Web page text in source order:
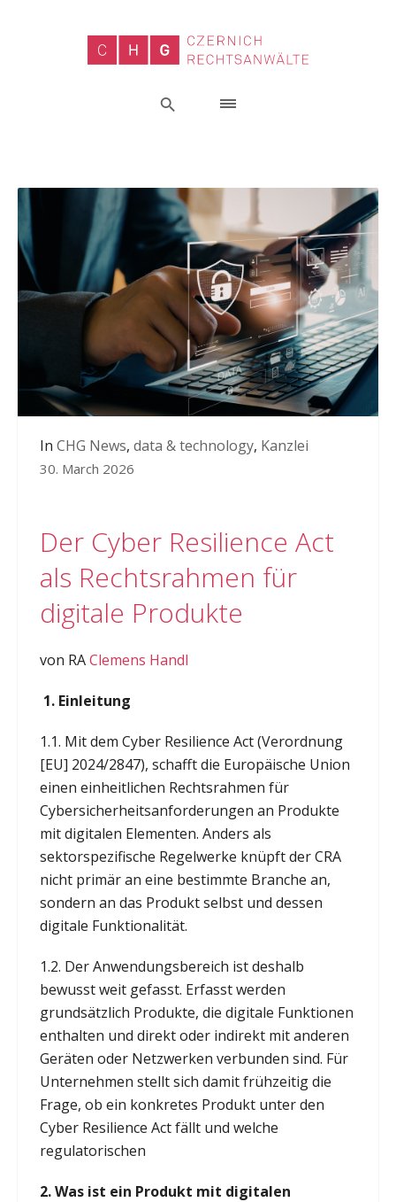
In CHG News, data & technology, Kanzlei
30. March 2026
Der Cyber Resilience Act
als Rechtsrahmen für
digitale Produkte
von RAClemens Handl
1. Einleitung
1.1. Mit dem Cyber Resilience Act (Verordnung
[EU] 2024/2847), schafft die Europäische Union
einen einheitlichen Rechtsrahmen für
Cybersicherheitsanforderungen an Produkte
mit digitalen Elementen. Anders als
sektorspezifische Regelwerke knüpft der CRA
nicht primär an eine bestimmte Branche an,
sondern an das Produkt selbst und dessen
digitale Funktionalität.
1.2. Der Anwendungsbereich ist deshalb
bewusst weit gefasst. Erfasst werden
grundsätzlich Produkte, die digitale Funktionen
enthalten und direkt oder indirekt mit anderen
Geräten oder Netzwerken verbunden sind. Für
Unternehmen stellt sich damit frühzeitig die
Frage, ob ein konkretes Produkt unter den
Cyber Resilience Act fällt und welche
regulatorischen
2. Was ist ein Produkt mit digitalen